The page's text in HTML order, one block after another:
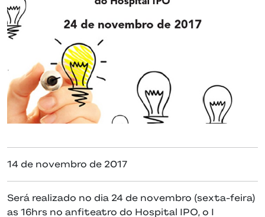
14 de novembro de 2017
Será realizado no dia 24 de novembro (sexta-feira)
as 16hrs no anfiteatro do Hospital IPO, o I